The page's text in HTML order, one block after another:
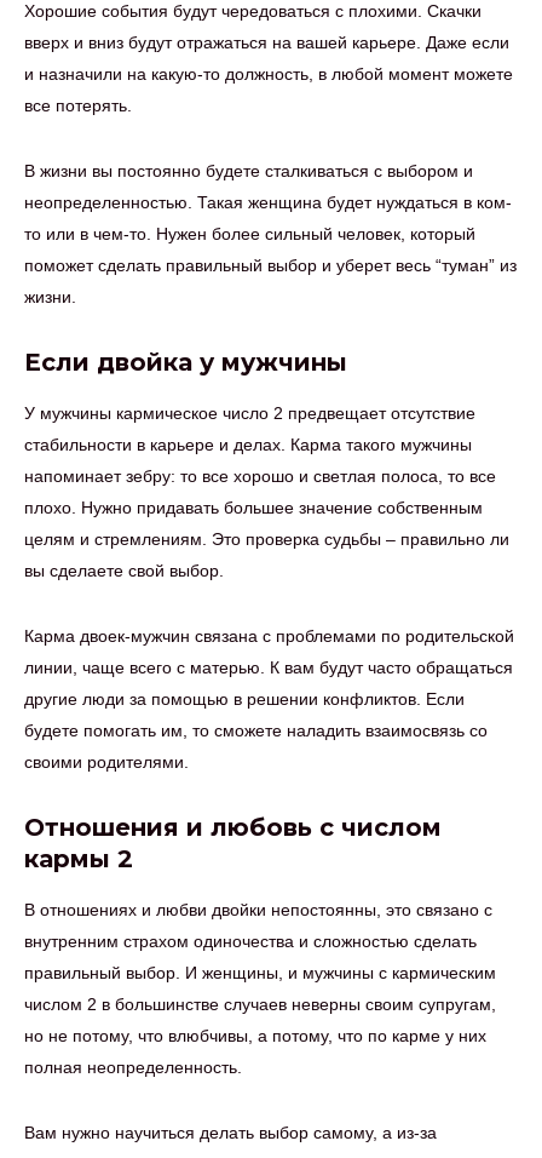
Хорошие события будут чередоваться с плохими. Скачки
вверх и вниз будут отражаться на вашей карьере. Даже если
и назначили на какую-то должность, в любой момент можете
все потерять.
В жизни вы постоянно будете сталкиваться с выбором и
неопределенностью. Такая женщина будет нуждаться в ком-
то или в чем-то. Нужен более сильный человек, который
поможет сделать правильный выбор и уберет весь “туман” из
жизни.
Если двойка у мужчины
У мужчины кармическое число 2 предвещает отсутствие
стабильности в карьере и делах. Карма такого мужчины
напоминает зебру: то все хорошо и светлая полоса, то все
плохо. Нужно придавать большее значение собственным
целям и стремлениям. Это проверка судьбы – правильно ли
вы сделаете свой выбор.
Карма двоек-мужчин связана с проблемами по родительской
линии, чаще всего с матерью. К вам будут часто обращаться
другие люди за помощью в решении конфликтов. Если
будете помогать им, то сможете наладить взаимосвязь со
своими родителями.
Отношения и любовь с числом
кармы 2
В отношениях и любви двойки непостоянны, это связано с
внутренним страхом одиночества и сложностью сделать
правильный выбор. И женщины, и мужчины с кармическим
числом 2 в большинстве случаев неверны своим супругам,
но не потому, что влюбчивы, а потому, что по карме у них
полная неопределенность.
Вам нужно научиться делать выбор самому, а из-за